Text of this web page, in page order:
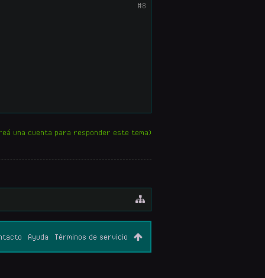
#8
una cuenta para responder este tema)
Ayuda Términos de servicio